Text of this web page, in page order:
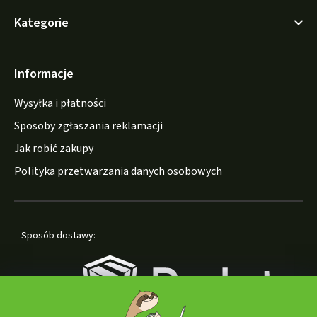
Kategorie
Informacje
Wysyłka i płatności
Sposoby zgłaszania reklamacji
Jak robić zakupy
Polityka przetwarzania danych osobowych
Sposób dostawy: